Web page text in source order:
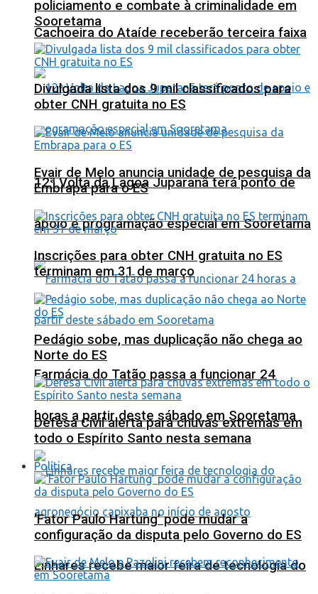
Cachoeira do Ataíde receberão terceira faixa
12ª Volta da Lagoa Juparanã terá ponto de
apoio e programação especial em Sooretama
Farmácia do Tatão passa a funcionar 24
horas a partir deste sábado em Sooretama
Linhares recebe maior feira de tecnologia do
policiamento e combate à criminalidade em
Sooretama
Divulgada lista dos 9 mil classificados para
obter CNH gratuita no ES
Evair de Melo anuncia unidade de pesquisa da
Embrapa para o ES
Inscrições para obter CNH gratuita no ES
terminam em 31 de março
Pedágio sobe, mas duplicação não chega ao
Norte do ES
Defesa Civil alerta para chuvas extremas em
todo o Espírito Santo nesta semana
Política
‘Fator Paulo Hartung’ pode mudar a
configuração da disputa pelo Governo do ES